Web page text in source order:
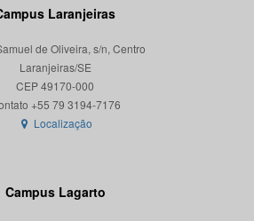
Laranjeiras
de Oliveira, s/n, Centro
Laranjeiras/SE
CEP 49170-000
Localização
Campus Lagarto